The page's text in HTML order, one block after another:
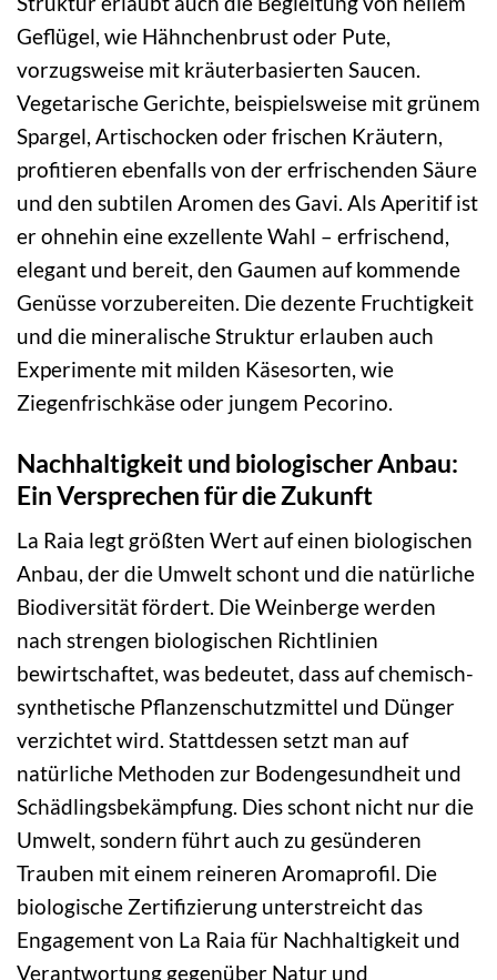
Geflügel, wie Hähnchenbrust oder Pute,
vorzugsweise mit kräuterbasierten Saucen.
Vegetarische Gerichte, beispielsweise mit grünem
Spargel, Artischocken oder frischen Kräutern,
profitieren ebenfalls von der erfrischenden Säure
und den subtilen Aromen des Gavi. Als Aperitif ist
er ohnehin eine exzellente Wahl – erfrischend,
elegant und bereit, den Gaumen auf kommende
Genüsse vorzubereiten. Die dezente Fruchtigkeit
und die mineralische Struktur erlauben auch
Experimente mit milden Käsesorten, wie
Ziegenfrischkäse oder jungem Pecorino.
Nachhaltigkeit und biologischer Anbau:
Ein Versprechen für die Zukunft
La Raia legt größten Wert auf einen biologischen
Anbau, der die Umwelt schont und die natürliche
Biodiversität fördert. Die Weinberge werden
nach strengen biologischen Richtlinien
bewirtschaftet, was bedeutet, dass auf chemisch-
synthetische Pflanzenschutzmittel und Dünger
verzichtet wird. Stattdessen setzt man auf
natürliche Methoden zur Bodengesundheit und
Schädlingsbekämpfung. Dies schont nicht nur die
Umwelt, sondern führt auch zu gesünderen
Trauben mit einem reineren Aromaprofil. Die
biologische Zertifizierung unterstreicht das
Engagement von La Raia für Nachhaltigkeit und
Verantwortung gegenüber Natur und